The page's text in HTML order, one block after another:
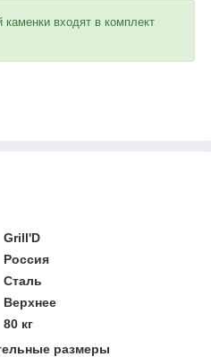
входят в комплект
Grill'D
Россия
Сталь
Верхнее
80 кг
размеры